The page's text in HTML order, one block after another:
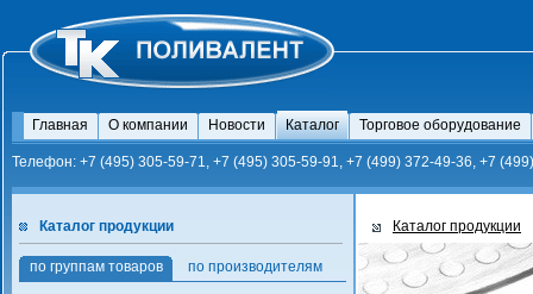
Главная О компании Новости Каталог Торговое оборудование
Телефон: +7 (495) 305-59-71, +7 (495) 305-59-91, +7 (499) 372-49-36, +7
Каталог продукции
по группам товаров по производителям
Каталог продукции